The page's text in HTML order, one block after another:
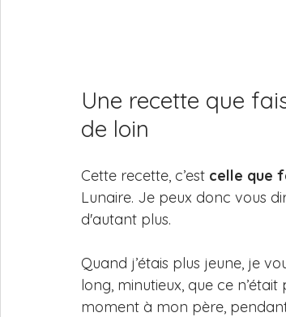
Une recette que
de loin
Cette recette, c’est celle que
Lunaire. Je peux donc vous
d'autant plus.
Quand j’étais plus jeune, je
long, minutieux, que ce
moment à mon père,